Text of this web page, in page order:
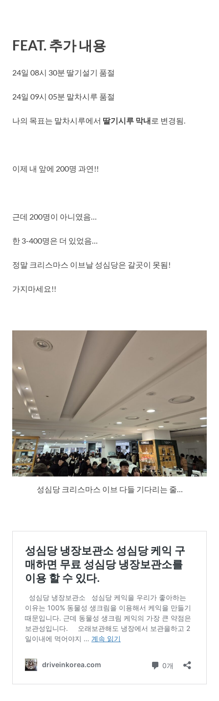
FEAT. 추가 내용
24일 08시 30분 딸기설기 품절
24일 09시 05분 말차시루 품절
나의 목표는 말차시루에서 딸기시루 막내 로 변경됨.
이제 내 앞에 200명 과연!!
근데 200명이 아니였음…
한 3-400명은 더 있었음…
정말 크리스마스 이브날 성심당은 갈곳이 못됨!
가지마세요!!
성심당 크리스마스 이브 다들 기다리는 줄…